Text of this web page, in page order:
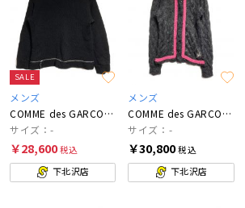
SALE
メンズ
COMME des GARCONS HOMME PLUS
サイズ：-
￥28,600税込
下北沢店
メンズ
COMME des GARCONS HOMME PLUS
サイズ：-
￥30,800税込
下北沢店